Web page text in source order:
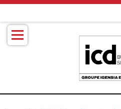
Aller
contenu
principal